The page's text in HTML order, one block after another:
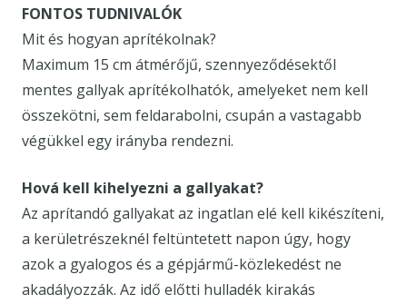
FONTOS TUDNIVALÓK
Mit és hogyan aprítékolnak?
Maximum 15 cm átmérőjű, szennyeződésektől
mentes gallyak aprítékolhatók, amelyeket nem kell
összekötni, sem feldarabolni, csupán a vastagabb
végükkel egy irányba rendezni.
Hová kell kihelyezni a gallyakat?
Az aprítandó gallyakat az ingatlan elé kell kikészíteni,
a kerületrészeknél feltüntetett napon úgy, hogy
azok a gyalogos és a gépjármű-közlekedést ne
akadályozzák. Az idő előtti hulladék kirakás